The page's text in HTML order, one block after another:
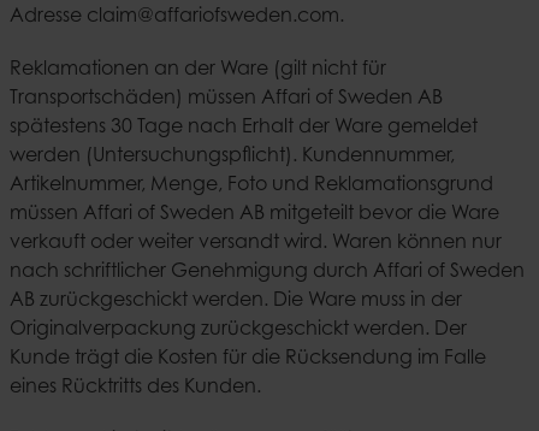
Adresse claim@affariofsweden.com.
Reklamationen an der Ware (gilt nicht für
Transportschäden) müssen Affari of Sweden AB
spätestens 30 Tage nach Erhalt der Ware gemeldet
werden (Untersuchungspflicht). Kundennummer,
Artikelnummer, Menge, Foto und Reklamationsgrund
müssen Affari of Sweden AB mitgeteilt bevor die Ware
verkauft oder weiter versandt wird. Waren können nur
nach schriftlicher Genehmigung durch Affari of Sweden
AB zurückgeschickt werden. Die Ware muss in der
Originalverpackung zurückgeschickt werden. Der
Kunde trägt die Kosten für die Rücksendung im Falle
eines Rücktritts des Kunden.